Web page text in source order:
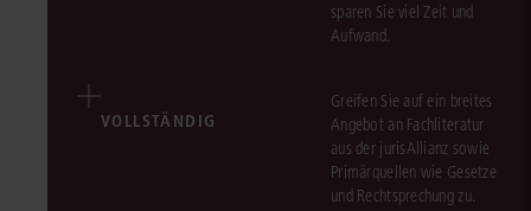
sparen Sie viel Zeit und
Aufwand.
VOLLSTÄNDIG
Greifen Sie auf ein breites
Angebot an Fachliteratur
aus der jurisAllianz sowie
Primärquellen wie Gesetze
und Rechtsprechung zu.